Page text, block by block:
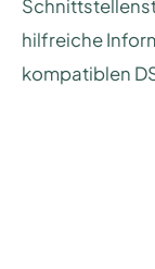
hilfreiche
kompatiblen